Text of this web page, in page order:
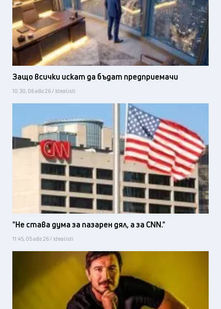
Защо всички искат да бъдат предприемачи
10:30, 06 авг 26 / Idealisti
"Не става дума за пазарен дял, а за CNN."
11:45, 05 авг 26 / Idealisti